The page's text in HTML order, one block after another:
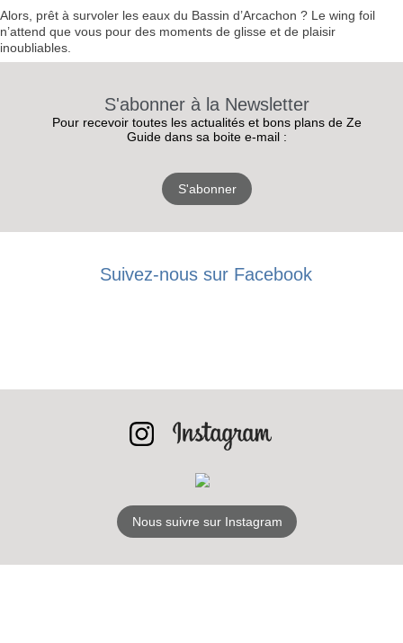
S'ABONNER
Alors, prêt à survoler les eaux du Bassin d’Arcachon ? Le wing foil
n’attend que vous pour des moments de glisse et de plaisir
inoubliables.
S'abonner à la Newsletter
Pour recevoir toutes les actualités et bons plans de Ze
Guide dans sa boite e-mail :
S'abonner
Suivez-nous sur Facebook
Nous suivre sur Instagram